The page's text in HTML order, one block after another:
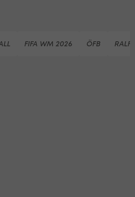
FIFA WM 2026 ÖFB RALF